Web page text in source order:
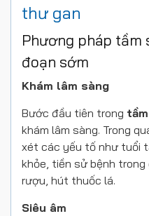
thư gan
Phương pháp tầm
đoạn sớm
Khám lâm sàng
Bước đầu tiên trong
khám lâm sàng. Trong
xét các yếu tố như tuổi
khỏe, tiền sử bệnh trong
rượu, hút thuốc lá.
Siêu âm